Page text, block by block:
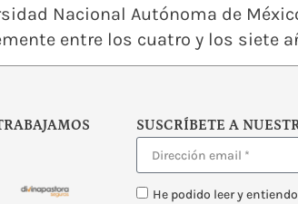
Nacional Autónoma de
entre los cuatro y los siete
SUSCRÍBETE A
He podido leer y